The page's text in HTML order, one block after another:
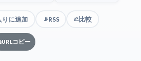
りに追加 📡RSS ⚖️比較
URLコピー